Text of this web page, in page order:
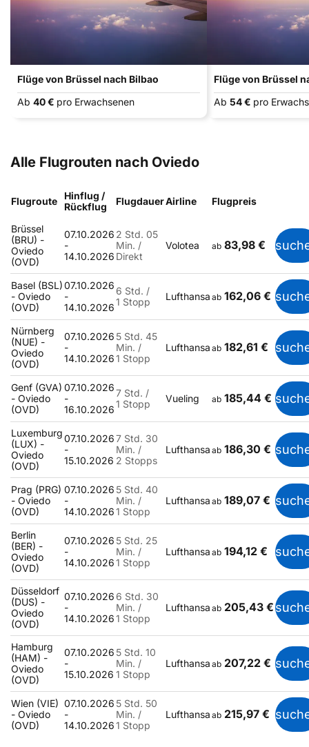
Flüge von Brüssel nach Bilbao
Ab 40 € pro Erwachsenen
Flüge von Brüssel
Ab 54 € pro
Alle Flugrouten nach Oviedo
Flugroute
Hinflug /
Rückflug
FlugdauerAirline Flugpreis
Brüssel
(BRU) -
Oviedo
(OVD)
07.10.2026
-
14.10.2026
2 Std. 05
Min. /
Direkt
Volotea ab 83,98 €
Basel (BSL)
- Oviedo
(OVD)
07.10.2026
-
14.10.2026
6 Std. /
1 Stopp
Lufthansa ab 162,06 €
Nürnberg
(NUE) -
Oviedo
(OVD)
07.10.2026
-
14.10.2026
5 Std. 45
Min. /
1 Stopp
Lufthansa ab 182,61 €
Genf (GVA)
- Oviedo
(OVD)
07.10.2026
-
16.10.2026
7 Std. /
1 Stopp
Vueling ab 185,44 €
Luxemburg
(LUX) -
Oviedo
(OVD)
07.10.2026
-
15.10.2026
7 Std. 30
Min. /
2 Stopps
Lufthansa ab 186,30 €
Prag (PRG)
- Oviedo
(OVD)
07.10.2026
-
14.10.2026
5 Std. 40
Min. /
1 Stopp
Lufthansa ab 189,07 €
Berlin
(BER) -
Oviedo
(OVD)
07.10.2026
-
14.10.2026
5 Std. 25
Min. /
1 Stopp
Lufthansa ab 194,12 €
Düsseldorf
(DUS) -
Oviedo
(OVD)
07.10.2026
-
14.10.2026
6 Std. 30
Min. /
1 Stopp
Lufthansa ab 205,43 €
Hamburg
(HAM) -
Oviedo
(OVD)
07.10.2026
-
15.10.2026
5 Std. 10
Min. /
1 Stopp
Lufthansa ab 207,22 €
Wien (VIE)
- Oviedo
(OVD)
07.10.2026
-
14.10.2026
5 Std. 50
Min. /
1 Stopp
Lufthansa ab 215,97 €